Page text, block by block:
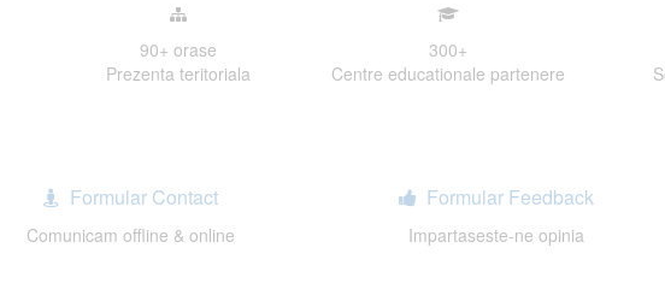
90+ orase
Prezenta teritoriala
300+
Centre educationale partenere
Formular Contact
Comunicam offline & online
Formular Feedback
Impartaseste-ne opinia